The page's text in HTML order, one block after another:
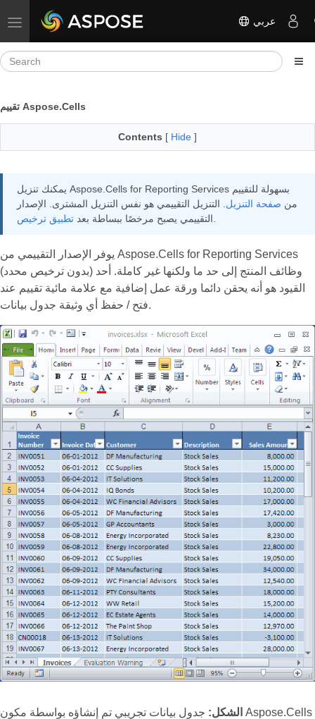
Toggle navigation عربي
تقييم Aspose.Cells
Contents [ Hide ]
يمكنك تنزيل Aspose.Cells for Reporting Services بسهولة للتقييم
من صفحة التنزيل . التنزيل التقييمي هو نفس التنزيل المشترى. الإصدار
التقييمي يصبح مرخصًا ببساطة بعد تطبيق ترخيص
يوفر الإصدار التقييمي من Aspose.Cells for Reporting Services
(بدون ترخيص محدد) وظائف المنتج إلى حد ما ولكنها غير كاملة. أحد
القيود هو أنه يحقن دائما ورقة عمل إضافية مع علامة مائية تقييم عند
فتح / حفظ أي وثيقة جدول بيانات.
الشكل: جدول بيانات تجريبي تم إنشاؤه بواسطة مكون Aspose.Cells